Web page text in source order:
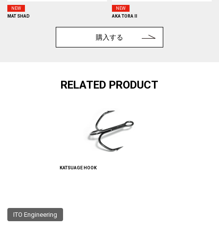
NEW
MAT SHAD
NEW
AKA TORA II
購入する
RELATED PRODUCT
KATSUAGE HOOK
ITO Engineering